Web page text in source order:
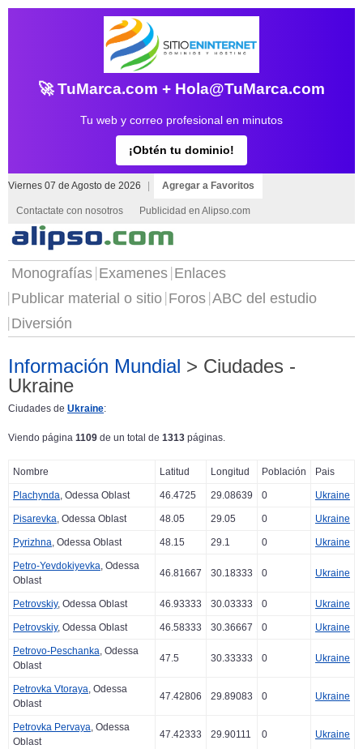
🚀 TuMarca.com + Hola@TuMarca.com
Tu web y correo profesional en minutos
¡Obtén tu dominio!
Viernes 07 de Agosto de 2026 Agregar a Favoritos
Contactate con nosotros Publicidad en Alipso.com
Monografías Examenes Enlaces
Publicar material o sitio Foros ABC del estudio
Diversión
Información Mundial > Ciudades -
Ukraine
Ciudades de Ukraine:
Viendo página 1109 de un total de 1313 páginas.
Nombre Latitud Longitud Población Pais
Plachynda, Odessa Oblast 46.4725 29.08639 0 Ukraine
Pisarevka, Odessa Oblast 48.05 29.05 0 Ukraine
Pyrizhna, Odessa Oblast 48.15 29.1 0 Ukraine
Petro-Yevdokiyevka, Odessa
Oblast
46.81667 30.18333 0 Ukraine
Petrovskiy, Odessa Oblast 46.93333 30.03333 0 Ukraine
Petrovskiy, Odessa Oblast 46.58333 30.36667 0 Ukraine
Petrovo-Peschanka, Odessa
Oblast
47.5 30.33333 0 Ukraine
Petrovka Vtoraya, Odessa
Oblast
47.42806 29.89083 0 Ukraine
Petrovka Pervaya, Odessa
Oblast
47.42333 29.90111 0 Ukraine